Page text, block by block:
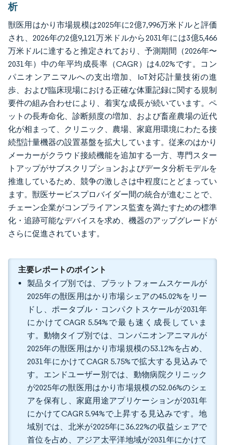
析
獣医用はかり市場規模は2025年に2億7,996万米ドルと評価
され、2026年の2億9,121万米ドルから2031年には3億5,466
万米ドルに達すると推定されており、予測期間（2026年〜
2031年）中の年平均成長率（CAGR）は4.02%です。コン
パニオンアニマルへの支出増加、IoT対応計量技術の進
歩、および臨床現場における正確な体重記録に関する規制
要件の組み合わせにより、着実な成長が続いています。ペ
ットの長寿命化、診断頻度の増加、および畜産農場の近代
化が相まって、クリニック、農場、家庭用環境にわたる接
続型計量機器の設置基盤を拡大しています。従来のはかり
メーカーがクラウド接続機能を追加する一方、専門スター
トアップがサブスクリプションおよびデータ分析モデルを
推進しているため、競争の激しさは中程度にとどまってい
ます。獣医サービスプロバイダー間の統合が進むことで、
チェーン企業がコンプライアンス監査を満たすための標準
化・追跡可能なデバイスを求め、機器のアップグレードが
さらに促進されています。
主要レポートのポイント
製品タイプ別では、プラットフォームスケールが
2025年の獣医用はかり市場シェアの45.02%をリー
ドし、ポータブル・コンパクトスケールが2031年
にかけてCAGR 5.54%で最も速く成長していま
す。動物タイプ別では、コンパニオンアニマルが
2025年の獣医用はかり市場規模の53.12%を占め、
2031年にかけてCAGR 5.75%で拡大する見込みで
す。エンドユーザー別では、動物病院クリニック
が2025年の獣医用はかり市場規模の52.06%のシェ
アを保有し、家庭用途アプリケーションが2031年
にかけてCAGR 5.94%で上昇する見込みです。地
域別では、北米が2025年に36.22%の収益シェアで
首位を占め、アジア太平洋地域が2031年にかけて